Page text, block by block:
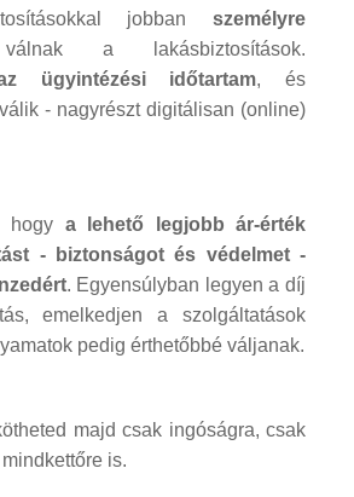
jobban személyre
a lakásbiztosítások.
ügyintézési időtartam, és
- nagyrészt digitálisan (online)
hogy a lehető legjobb ár-érték
- biztonságot és védelmet -
. Egyensúlyban legyen a díj
emelkedjen a szolgáltatások
pedig érthetőbbé váljanak.
majd csak ingóságra, csak
is.